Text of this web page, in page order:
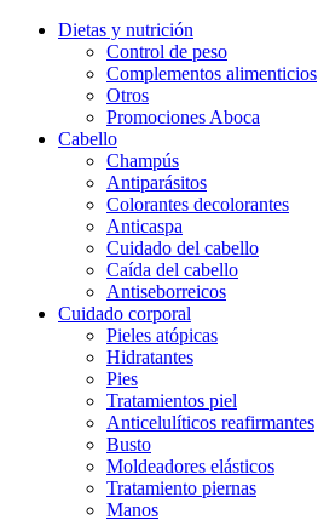
Dietas y nutrición
Control de peso
Complementos alimenticios
Otros
Promociones Aboca
Cabello
Champús
Antiparásitos
Colorantes decolorantes
Anticaspa
Cuidado del cabello
Caída del cabello
Antiseborreicos
Cuidado corporal
Pieles atópicas
Hidratantes
Pies
Tratamientos piel
Anticelulíticos reafirmantes
Busto
Moldeadores elásticos
Tratamiento piernas
Manos